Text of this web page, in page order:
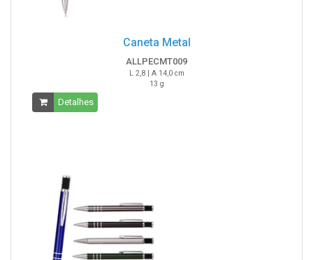
Caneta Metal
ALLPECMT009
L 2,8 | A 14,0 cm
13 g
Detalhes